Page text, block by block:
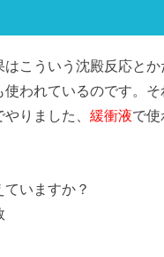
こういう沈殿反応とか
使われているのです。
やりました、緩衝液で使
いますか？